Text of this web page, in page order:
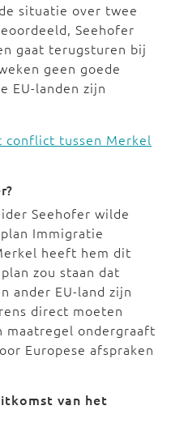
situatie over twee
Seehofer
gaat terugsturen bij
geen goede
EU-landen zijn
conflict tussen Merkel
Seehofer wilde
Immigratie
heeft hem dit
zou staan dat
ander EU-land zijn
direct moeten
maatregel ondergraaft
Europese afspraken
van het